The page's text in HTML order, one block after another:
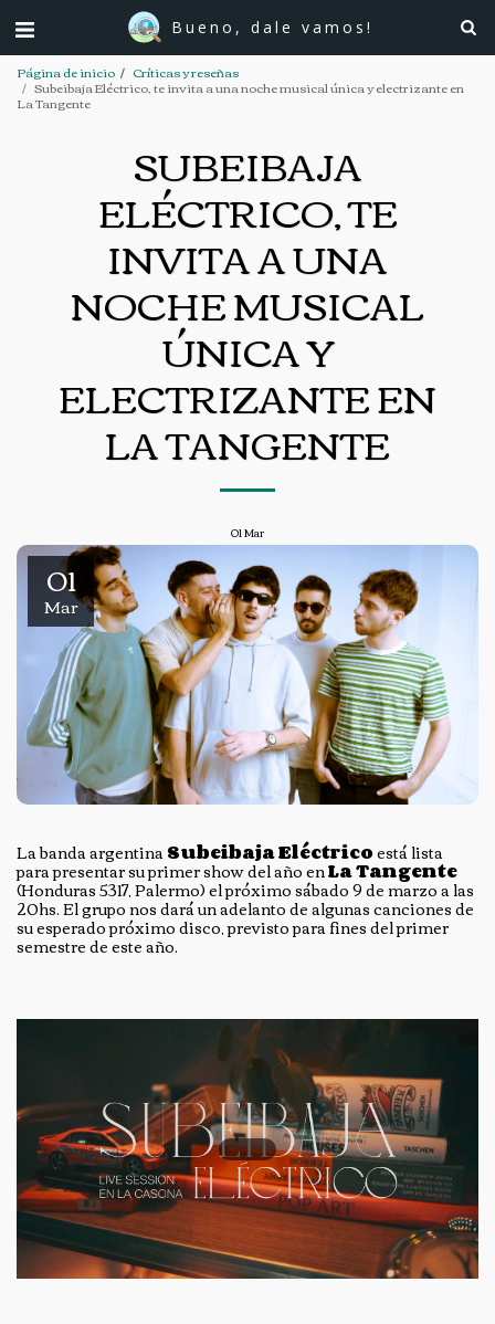
Bueno, dale vamos!
Página de inicio Críticas y reseñas
Subeibaja Eléctrico, te invita a una noche musical única y electrizante en
La Tangente
SUBEIBAJA
ELÉCTRICO, TE
INVITA A UNA
NOCHE MUSICAL
ÚNICA Y
ELECTRIZANTE EN
LA TANGENTE
01Mar
01
Mar
La banda argentinaSubeibaja Eléctricoestá lista
para presentar su primer show del año enLa Tangente
(Honduras 5317, Palermo) el próximo sábado 9 de marzo a las
20hs. El grupo nos dará un adelanto de algunas canciones de
su esperado próximo disco, previsto para fines del primer
semestre de este año.